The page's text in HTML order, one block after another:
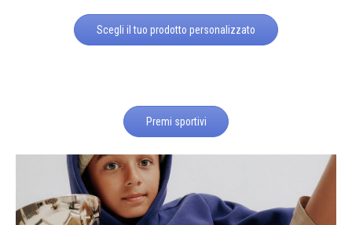
Scegli il tuo prodotto personalizzato
Premi sportivi